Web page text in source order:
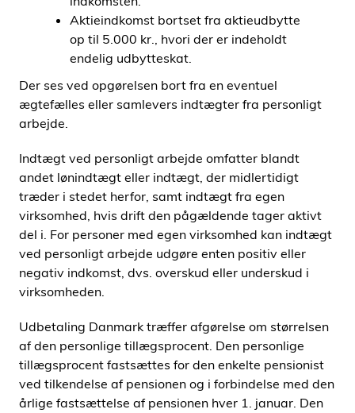
Aktieindkomst bortset fra aktieudbytte
op til 5.000 kr., hvori der er indeholdt
endelig udbytteskat.
Der ses ved opgørelsen bort fra en eventuel
ægtefælles eller samlevers indtægter fra personligt
arbejde.
Indtægt ved personligt arbejde omfatter blandt
andet lønindtægt eller indtægt, der midlertidigt
træder i stedet herfor, samt indtægt fra egen
virksomhed, hvis drift den pågældende tager aktivt
del i. For personer med egen virksomhed kan indtægt
ved personligt arbejde udgøre enten positiv eller
negativ indkomst, dvs. overskud eller underskud i
virksomheden.
Udbetaling Danmark træffer afgørelse om størrelsen
af den personlige tillægsprocent. Den personlige
tillægsprocent fastsættes for den enkelte pensionist
ved tilkendelse af pensionen og i forbindelse med den
årlige fastsættelse af pensionen hver 1. januar. Den